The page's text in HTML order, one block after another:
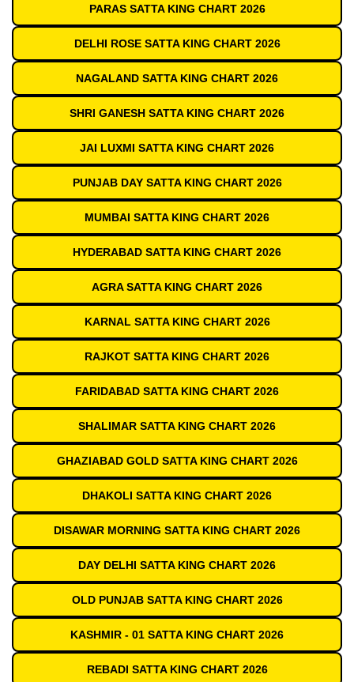
PARAS SATTA KING CHART 2026
DELHI ROSE SATTA KING CHART 2026
NAGALAND SATTA KING CHART 2026
SHRI GANESH SATTA KING CHART 2026
JAI LUXMI SATTA KING CHART 2026
PUNJAB DAY SATTA KING CHART 2026
MUMBAI SATTA KING CHART 2026
HYDERABAD SATTA KING CHART 2026
AGRA SATTA KING CHART 2026
KARNAL SATTA KING CHART 2026
RAJKOT SATTA KING CHART 2026
FARIDABAD SATTA KING CHART 2026
SHALIMAR SATTA KING CHART 2026
GHAZIABAD GOLD SATTA KING CHART 2026
DHAKOLI SATTA KING CHART 2026
DISAWAR MORNING SATTA KING CHART 2026
DAY DELHI SATTA KING CHART 2026
OLD PUNJAB SATTA KING CHART 2026
KASHMIR - 01 SATTA KING CHART 2026
REBADI SATTA KING CHART 2026